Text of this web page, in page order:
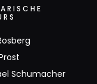
Schumacher